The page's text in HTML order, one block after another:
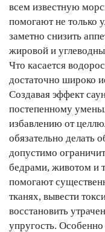
всем известную
помогают не только
заметно снизить
жировой и
Что касается
достаточно широко
Создавая эффект
постепенному
избавлению от
обязательно делать
допустимо
бедрами, животом и
помогают
тканях, вывести
восстановить
упругость.